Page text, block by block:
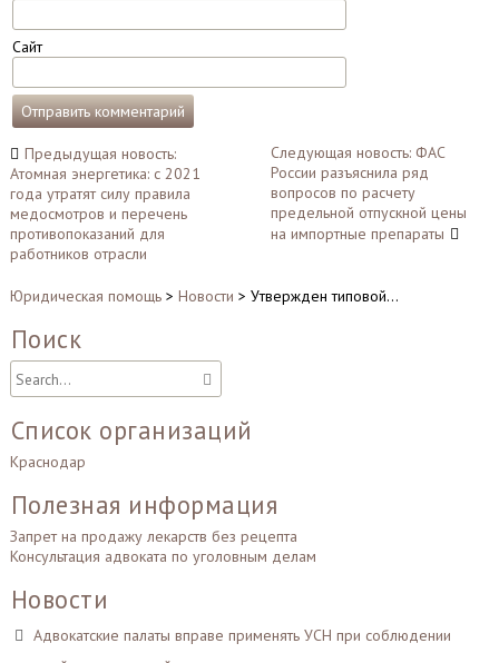
Сайт
Навигация
по
записям
Предыдущая новость:
Атомная энергетика: с 2021
года утратят силу правила
медосмотров и перечень
противопоказаний для
работников отрасли
Следующая новость: ФАС
России разъяснила ряд
вопросов по расчету
предельной отпускной цены
на импортные препараты
Юридическая помощь> Новости > Утвержден типовой…
Поиск
Список организаций
Краснодар
Полезная информация
Запрет на продажу лекарств без рецепта
Консультация адвоката по уголовным делам
Новости
Адвокатские палаты вправе применять УСН при соблюдении